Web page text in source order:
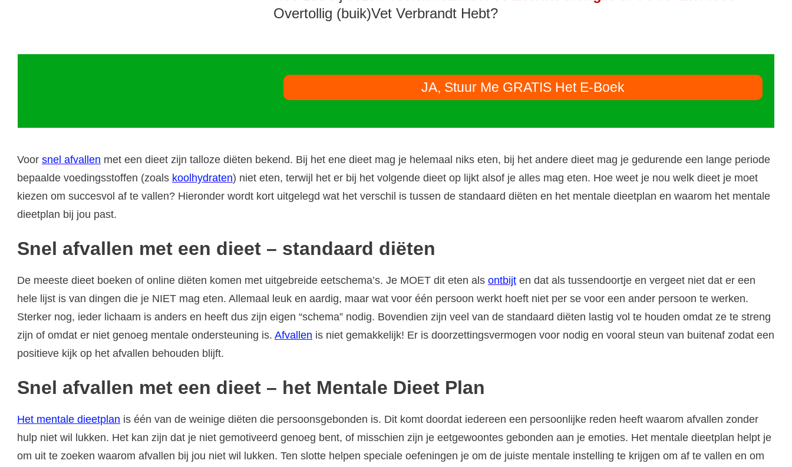
Overtollig (buik)Vet Verbrandt Hebt?
JA, Stuur Me GRATIS Het E-Boek
Voor snel afvallen met een dieet zijn talloze diëten bekend. Bij het ene dieet mag je helemaal niks eten, bij het andere dieet mag je gedurende een lange periode
bepaalde voedingsstoffen (zoals koolhydraten) niet eten, terwijl het er bij het volgende dieet op lijkt alsof je alles mag eten. Hoe weet je nou welk dieet je moet
kiezen om succesvol af te vallen? Hieronder wordt kort uitgelegd wat het verschil is tussen de standaard diëten en het mentale dieetplan en waarom het mentale
dieetplan bij jou past.
Snel afvallen met een dieet – standaard diëten
De meeste dieet boeken of online diëten komen met uitgebreide eetschema’s. Je MOET dit eten als ontbijt en dat als tussendoortje en vergeet niet dat er een
hele lijst is van dingen die je NIET mag eten. Allemaal leuk en aardig, maar wat voor één persoon werkt hoeft niet per se voor een ander persoon te werken.
Sterker nog, ieder lichaam is anders en heeft dus zijn eigen “schema” nodig. Bovendien zijn veel van de standaard diëten lastig vol te houden omdat ze te streng
zijn of omdat er niet genoeg mentale ondersteuning is. Afvallen is niet gemakkelijk! Er is doorzettingsvermogen voor nodig en vooral steun van buitenaf zodat een
positieve kijk op het afvallen behouden blijft.
Snel afvallen met een dieet – het Mentale Dieet Plan
Het mentale dieetplan is één van de weinige diëten die persoonsgebonden is. Dit komt doordat iedereen een persoonlijke reden heeft waarom afvallen zonder
hulp niet wil lukken. Het kan zijn dat je niet gemotiveerd genoeg bent, of misschien zijn je eetgewoontes gebonden aan je emoties. Het mentale dieetplan helpt je
om uit te zoeken waarom afvallen bij jou niet wil lukken. Ten slotte helpen speciale oefeningen je om de juiste mentale instelling te krijgen om af te vallen en om